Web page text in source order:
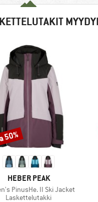
MERKKI
HEBER PEAK
PinusHe. II Ski Jacket
Tuoteryhmä
Laskettelutakki
50%